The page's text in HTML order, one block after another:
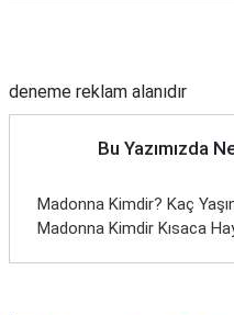
deneme reklam alanıdır
Bu Yazımızda
Madonna Kimdir? Kaç
Madonna Kimdir Kısaca